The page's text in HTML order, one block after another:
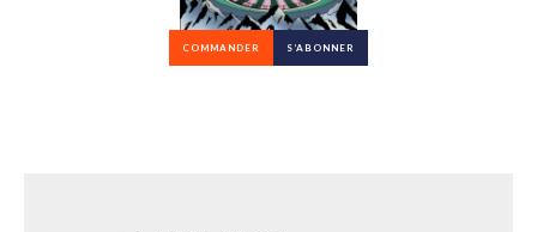
COMMANDER S’ABONNER